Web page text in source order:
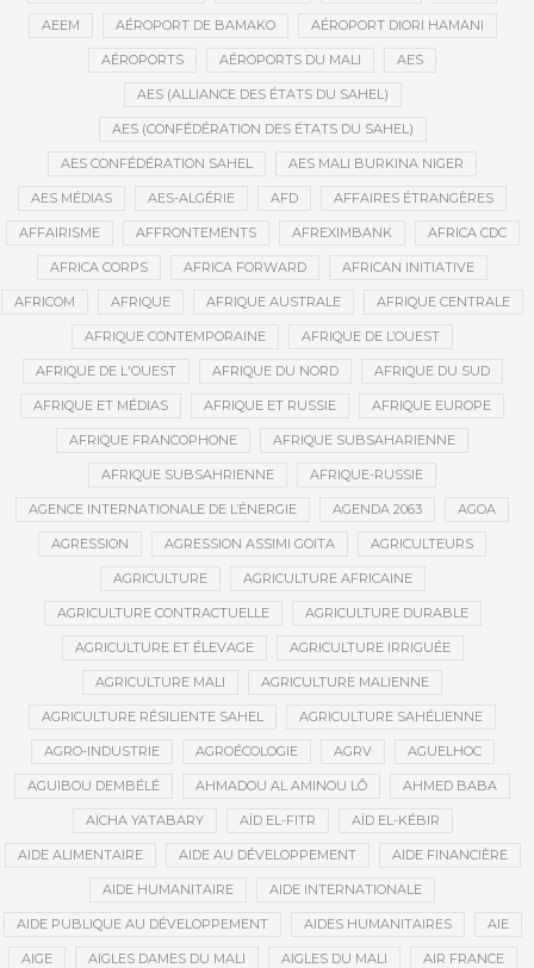
AEEM AÉROPORT DE BAMAKO AÉROPORT DIORI HAMANI
AÉROPORTS AÉROPORTS DU MALI AES
AES (ALLIANCE DES ÉTATS DU SAHEL)
AES (CONFÉDÉRATION DES ÉTATS DU SAHEL)
AES CONFÉDÉRATION SAHEL AES MALI BURKINA NIGER
AES MÉDIAS AES-ALGÉRIE AFD AFFAIRES ÉTRANGÈRES
AFFAIRISME AFFRONTEMENTS AFREXIMBANK AFRICA CDC
AFRICA CORPS AFRICA FORWARD AFRICAN INITIATIVE
AFRICOM AFRIQUE AFRIQUE AUSTRALE AFRIQUE CENTRALE
AFRIQUE CONTEMPORAINE AFRIQUE DE L’OUEST
AFRIQUE DE L'OUEST AFRIQUE DU NORD AFRIQUE DU SUD
AFRIQUE ET MÉDIAS AFRIQUE ET RUSSIE AFRIQUE EUROPE
AFRIQUE FRANCOPHONE AFRIQUE SUBSAHARIENNE
AFRIQUE SUBSAHRIENNE AFRIQUE-RUSSIE
AGENCE INTERNATIONALE DE L’ÉNERGIE AGENDA 2063 AGOA
AGRESSION AGRESSION ASSIMI GOITA AGRICULTEURS
AGRICULTURE AGRICULTURE AFRICAINE
AGRICULTURE CONTRACTUELLE AGRICULTURE DURABLE
AGRICULTURE ET ÉLEVAGE AGRICULTURE IRRIGUÉE
AGRICULTURE MALI AGRICULTURE MALIENNE
AGRICULTURE RÉSILIENTE SAHEL AGRICULTURE SAHÉLIENNE
AGRO-INDUSTRIE AGROÉCOLOGIE AGRV AGUELHOC
AGUIBOU DEMBÉLÉ AHMADOU AL AMINOU LÔ AHMED BABA
AÏCHA YATABARY AÏD EL-FITR AÏD EL-KÉBIR
AIDE ALIMENTAIRE AIDE AU DÉVELOPPEMENT AIDE FINANCIÈRE
AIDE HUMANITAIRE AIDE INTERNATIONALE
AIDE PUBLIQUE AU DÉVELOPPEMENT AIDES HUMANITAIRES AIE
AIGE AIGLES DAMES DU MALI AIGLES DU MALI AIR FRANCE